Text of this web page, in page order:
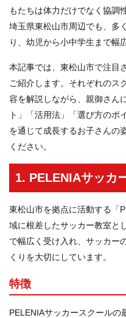
もたちは体力だけでなく協調
埼玉県東松山市周辺でも、多
り、幼児から小中学生まで幅
本記事では、東松山市で注目
ご紹介します。それぞれのス
容を解説しながら、親御さん
ト」「活用法」「選び方のポ
を通じて成長するお子さんの
ください。
1. PELENIAサッカ
東松山市を拠点に活動する「
域に根差したサッカー教室と
で幅広く受け入れ、サッカー
くりを大切にしています。
特徴
PELENIAサッカースクールの